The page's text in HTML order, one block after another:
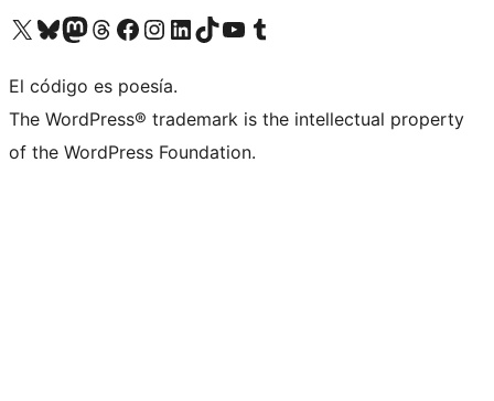
Visita nuestra cuenta de X (anteriormente Twitter)
Visita nuestra cuenta de Bluesky
Visita nuestra cuenta de Mastodon
Visita nuestra cuenta de Threads
Visita nuestra página de Facebook
Visita nuestra cuenta de Instagram
Visita nuestra cuenta de LinkedIn
Visita nuestra cuenta de TikTok
Visita nuestro canal de YouTube
Visita nuestra cuenta de Tumblr
El código es poesía.
The WordPress® trademark is the intellectual property
of the WordPress Foundation.